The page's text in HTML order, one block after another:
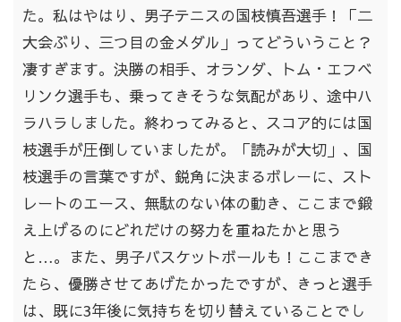
た。私はやはり、男子テニスの国枝慎吾選手！「二
大会ぶり、三つ目の金メダル」ってどういうこと？
凄すぎます。決勝の相手、オランダ、トム・エフベ
リンク選手も、乗ってきそうな気配があり、途中ハ
ラハラしました。終わってみると、スコア的には国
枝選手が圧倒していましたが。「読みが大切」、国
枝選手の言葉ですが、鋭角に決まるボレーに、スト
レートのエース、無駄のない体の動き、ここまで鍛
え上げるのにどれだけの努力を重ねたかと思う
と…。また、男子バスケットボールも！ここまでき
たら、優勝させてあげたかったですが、きっと選手
は、既に3年後に気持ちを切り替えていることでし